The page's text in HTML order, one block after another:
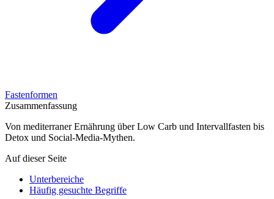
Fastenformen
Zusammenfassung
Von mediterraner Ernährung über Low Carb und Intervallfasten bis
Detox und Social-Media-Mythen.
Auf dieser Seite
Unterbereiche
Häufig gesuchte Begriffe